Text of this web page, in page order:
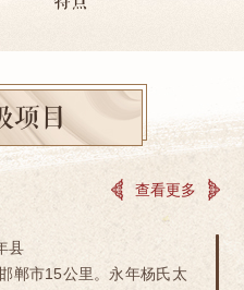
项目
查看更多
县
市15公里。永年杨氏太